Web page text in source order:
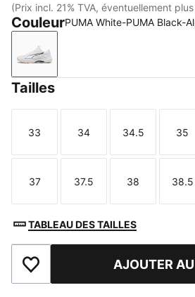
(Prix incl. 21% TVA, éventuellement plus
CouleurPUMA White-PUMA Black-
PUMA White-PUMA Black-
Tailles
Taille
33
Taille
34
Taille
34.5 35
Taille
37
Taille
37.5
Taille
38 38.5
TABLEAU DES TAILLES
Ajouter aux favorisAJOUTER